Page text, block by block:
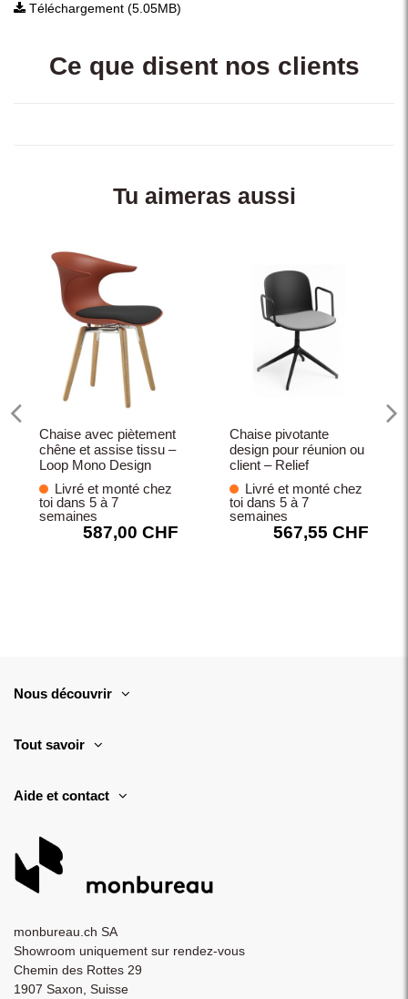
Téléchargement (5.05MB)
Ce que disent nos clients
Tu aimeras aussi
Chaise avec piètement
chêne et assise tissu –
Loop Mono Design
Livré et monté chez
toi dans 5 à 7
semaines
587,00 CHF
Chaise pivotante
design pour réunion ou
client – Relief
Livré et monté chez
toi dans 5 à 7
semaines
567,55 CHF
Nous découvrir
Tout savoir
Aide et contact
monbureau.ch SA
Showroom uniquement sur rendez-vous
Chemin des Rottes 29
1907 Saxon, Suisse